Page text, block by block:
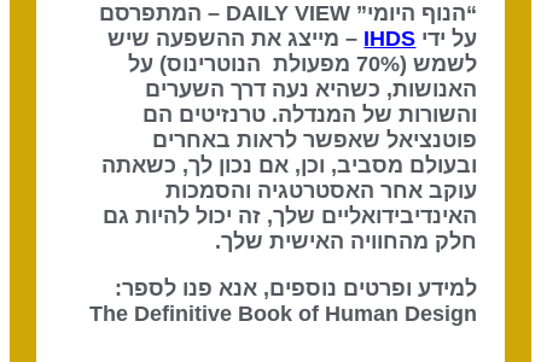
“הנוף היומי” DAILY VIEW – המתפרסם
על ידיIHDS – מייצג את ההשפעה שיש
לשמש (70% מפעולת הנוטרינוס) על
האנושות, כשהיא נעה דרך השערים
והשורות של המנדלה. טרנזיטים הם
פוטנציאל שאפשר לראות באחרים
ובעולם מסביב, וכן, אם נכון לך, כשאתה
עוקב אחר האסטרטגיה והסמכות
האינדיבידואליים שלך, זה יכול להיות גם
חלק מהחוויה האישית שלך.
למידע ופרטים נוספים, אנא פנו לספר:
The Definitive Book of Human Design